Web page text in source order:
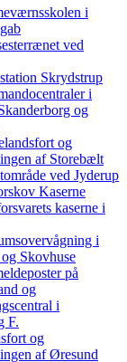
i
ved
Skrydstrup
i
og
og
af Storebælt
ved Jyderup
Kaserne
kaserne i
i
Skovhuse
på
og
i
F.
og
af Øresund